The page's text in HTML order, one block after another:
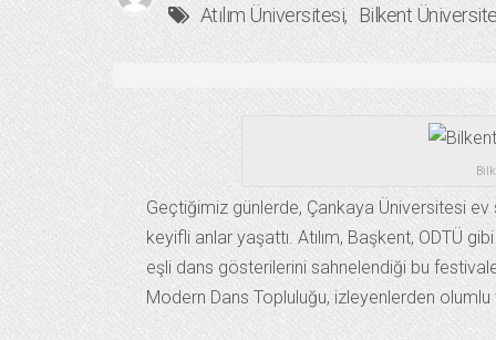
Atılım Üniversitesi
Bilkent
Geçtiğimiz günlerde, Çankaya Üniversitesi
keyifli anlar yaşattı. Atılım, Başkent, ODTÜ
eşli dans gösterilerini sahnelendiği bu
Modern Dans Topluluğu, izleyenlerden olumlu